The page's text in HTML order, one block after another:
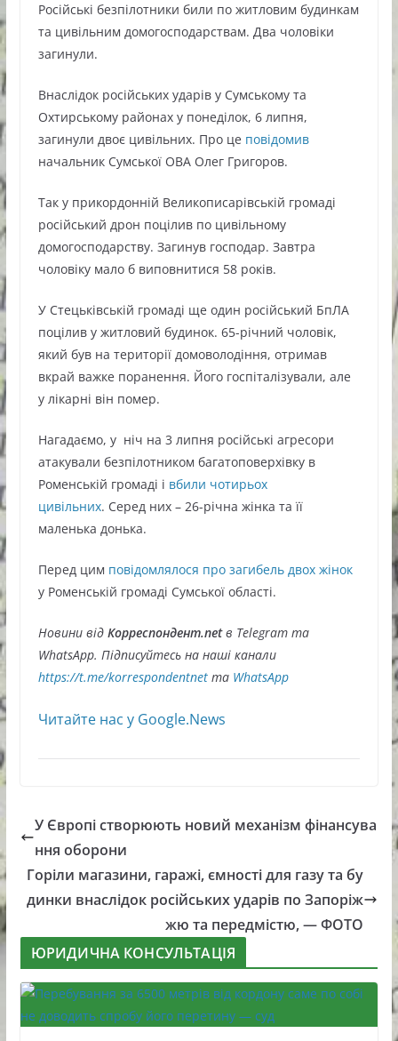
Російські безпілотники били по житловим будинкам
та цивільним домогосподарствам. Два чоловіки
загинули.
Внаслідок російських ударів у Сумському та
Охтирському районах у понеділок, 6 липня,
загинули двоє цивільних. Про це повідомив
начальник Сумської ОВА Олег Григоров.
Так у прикордонній Великописарівській громаді
російський дрон поцілив по цивільному
домогосподарству. Загинув господар. Завтра
чоловіку мало б виповнитися 58 років.
У Стецьківській громаді ще один російський БпЛА
поцілив у житловий будинок. 65-річний чоловік,
який був на території домоволодіння, отримав
вкрай важке поранення. Його госпіталізували, але
у лікарні він помер.
Нагадаємо, у ніч на 3 липня російські агресори
атакували безпілотником багатоповерхівку в
Роменській громаді і вбили чотирьох
цивільних. Серед них – 26-річна жінка та її
маленька донька.
Перед цим повідомлялося про загибель двох жінок
у Роменській громаді Сумської області.
Новини відКорреспондент.netв Telegram та
WhatsApp. Підписуйтесь на наші канали
https://t.me/korrespondentnetта WhatsApp
Читайте нас у Google.News
У Європі створюють новий механізм фінансува
ння оборони
Горіли магазини, гаражі, ємності для газу та бу
динки внаслідок російських ударів по Запоріж
жю та передмістю, — ФОТО
ЮРИДИЧНА КОНСУЛЬТАЦІЯ